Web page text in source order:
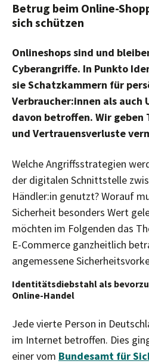
Betrug beim Online-
sich schützen
Onlineshops sind und
Cyberangriffe. In Punkto
sie Schatzkammern für
Verbraucher:innen als auch
davon betroffen. Wir geben
und Vertrauensverluste
Welche Angriffsstrategien
der digitalen Schnittstelle
Händler:in genutzt? Worauf
Sicherheit besonders Wert
möchten im Folgenden das
E-Commerce ganzheitlich
angemessene
Identitätsdiebstahl als
Online-Handel
Jede vierte Person in
im Internet betroffen. Dies
einer vom Bundesamt für